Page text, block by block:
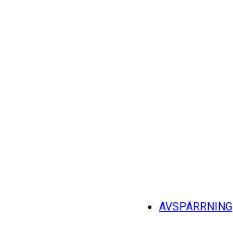
AVSPÄRRNING